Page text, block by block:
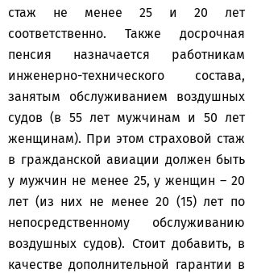
стаж не менее 25 и 20 лет
соответственно. Также досрочная
пенсия назначается работникам
инженерно-технического состава,
занятым обслуживанием воздушных
судов (в 55 лет мужчинам и 50 лет
женщинам). При этом страховой стаж
в гражданской авиации должен быть
у мужчин не менее 25, у женщин – 20
лет (из них не менее 20 (15) лет по
непосредственному обслуживанию
воздушных судов). Стоит добавить, в
качестве дополнительной гарантии в